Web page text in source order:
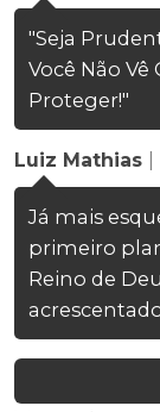
"Seja
Você Não
Proteger!"
Luiz Mathias
Já mais
primeiro
Reino de